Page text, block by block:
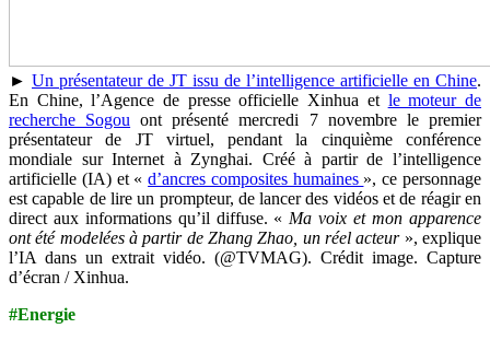
► Un présentateur de JT issu de l’intelligence artificielle en Chine.
En Chine, l’Agence de presse officielle Xinhua et le moteur de
recherche Sogou ont présenté mercredi 7 novembre le premier
présentateur de JT virtuel, pendant la cinquième conférence
mondiale sur Internet à Zynghai. Créé à partir de l’intelligence
artificielle (IA) et «d’ancres composites humaines », ce personnage
est capable de lire un prompteur, de lancer des vidéos et de réagir en
direct aux informations qu’il diffuse. « Ma voix et mon apparence
ont été modelées à partir de Zhang Zhao, un réel acteur», explique
l’IA dans un extrait vidéo. (@TVMAG). Crédit image. Capture
d’écran / Xinhua.
#Energie